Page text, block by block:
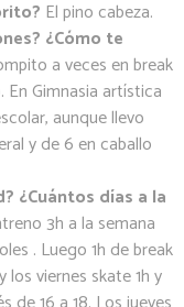
El pino cabeza.
¿Cómo te
a veces en break
En Gimnasia artística
aunque llevo
y de 6 en caballo
¿Cuántos días a la
3h a la semana
. Luego 1h de break
los viernes skate 1h y